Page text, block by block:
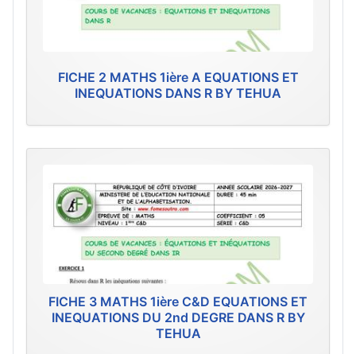
FICHE 2 MATHS 1ière A EQUATIONS ET
INEQUATIONS DANS R BY TEHUA
FICHE 3 MATHS 1ière C&D EQUATIONS ET
INEQUATIONS DU 2nd DEGRE DANS R BY
TEHUA